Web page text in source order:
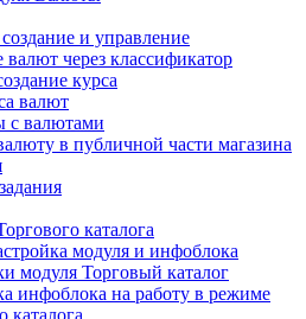
и управление
валют через классификатор
курса
валют
с валютами
в публичной части магазина
каталога
модуля и инфоблока
модуля Торговый каталог
инфоблока на работу в режиме
каталога